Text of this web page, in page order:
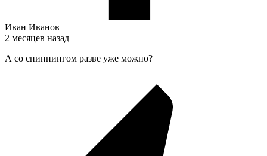
Иван Иванов
2 месяцев назад
А со спиннингом разве уже можно?